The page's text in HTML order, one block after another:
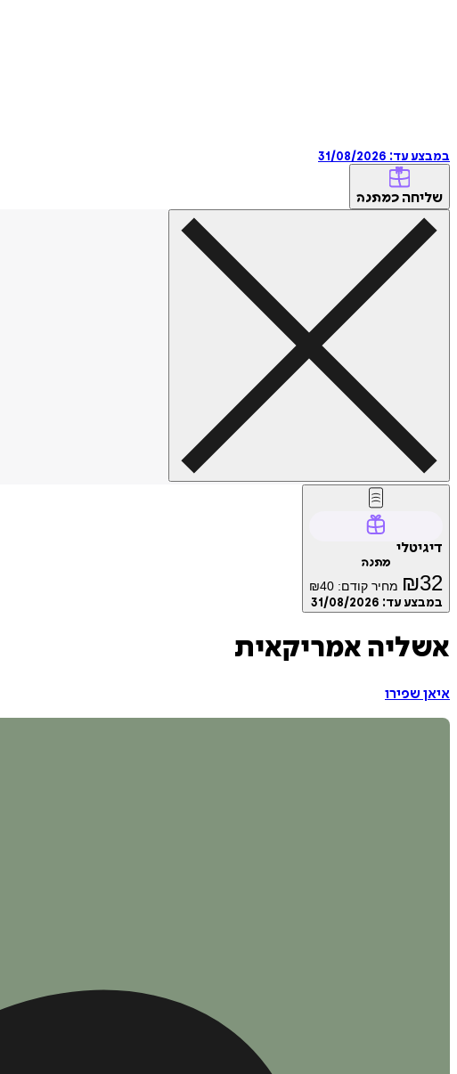
במבצע עד: 31/08/2026
שליחה כמתנה
דיגיטלי
מתנה
₪32 מחיר קודם: ₪40
במבצע עד: 31/08/2026
אשליה אמריקאית
איאן שפירו